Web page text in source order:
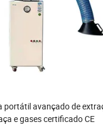
portátil avançado de
e gases certificado CE